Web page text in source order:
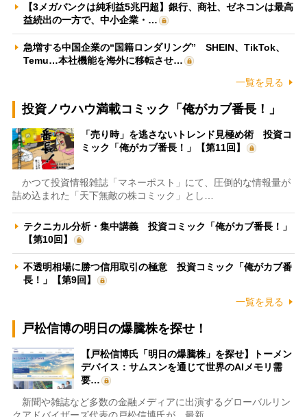
【3メガバンクは純利益5兆円超】銀行、商社、ゼネコンは最高
益続出の一方で、中小企業・…
急増する中国企業の“国籍ロンダリング” SHEIN、TikTok、
Temu…本社機能を海外に移転させ…
一覧を見る
投資ノウハウ満載コミック「俺がカブ番長！」
「売り時」を逃さないトレンド見極め術 投資コ
ミック「俺がカブ番長！」【第11回】
かつて投資情報雑誌「マネーポスト」にて、圧倒的な情報量が
詰め込まれた「天下無敵の株コミック」とし…
テクニカル分析・集中講義 投資コミック「俺がカブ番長！」
【第10回】
不透明相場に勝つ信用取引の極意 投資コミック「俺がカブ番
長！」【第9回】
一覧を見る
戸松信博の明日の爆騰株を探せ！
【戸松信博氏「明日の爆騰株」を探せ】トーメン
デバイス：サムスンを通じて世界のAIメモリ需
要…
新聞や雑誌など多数の金融メディアに出演するグローバルリン
クアドバイザーズ代表の戸松信博氏が、最新…